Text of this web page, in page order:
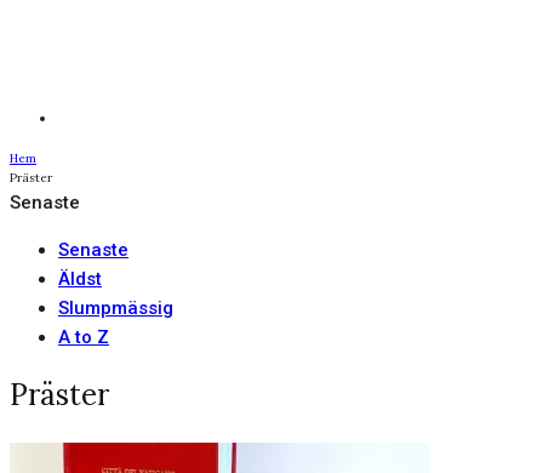
Hem
Präster
Senaste
Senaste
Äldst
Slumpmässig
A to Z
Präster